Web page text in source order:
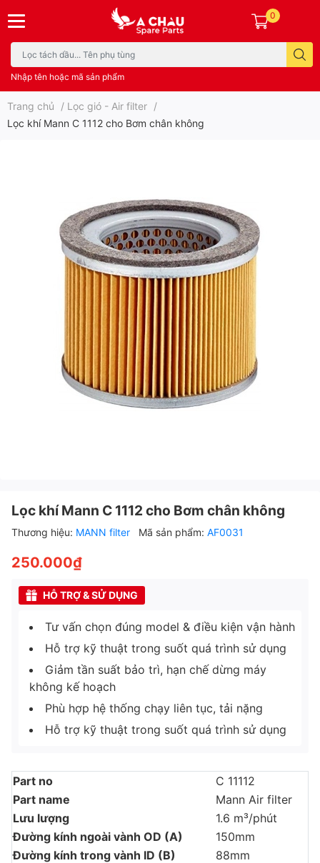
Nhập tên hoặc mã sản phẩm
0
Trang chủ / Lọc gió - Air filter /
Lọc khí Mann C 1112 cho Bơm chân không
Lọc khí Mann C 1112 cho Bơm chân không
Thương hiệu: MANN filter Mã sản phẩm: AF0031
250.000₫
HỖ TRỢ & SỬ DỤNG
Tư vấn chọn đúng model & điều kiện vận hành
Hỗ trợ kỹ thuật trong suốt quá trình sử dụng
Giảm tần suất bảo trì, hạn chế dừng máy
không kế hoạch
Phù hợp hệ thống chạy liên tục, tải nặng
Hỗ trợ kỹ thuật trong suốt quá trình sử dụng
Part no
C 11112
Part name
Mann Air filter
Lưu lượng
1.6 m³/phút
Đường kính ngoài vành OD (A)
150mm
Đường kính trong vành ID (B)
88mm